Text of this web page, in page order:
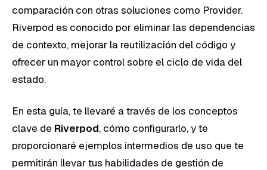
comparación con otras soluciones como Provider.
Riverpod es conocido por eliminar las dependencias
de contexto, mejorar la reutilización del código y
ofrecer un mayor control sobre el ciclo de vida del
estado.
En esta guía, te llevaré a través de los conceptos
clave de Riverpod, cómo configurarlo, y te
proporcionaré ejemplos intermedios de uso que te
permitirán llevar tus habilidades de gestión de